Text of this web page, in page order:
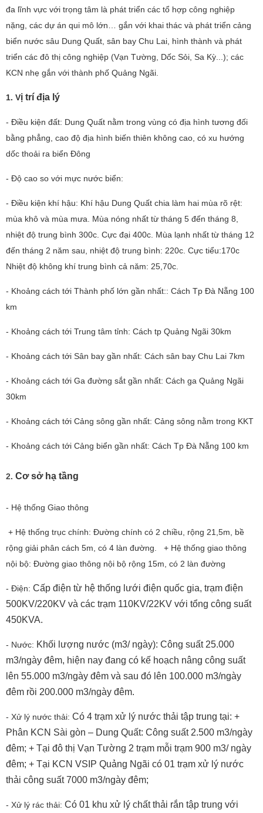
đa lĩnh vực với trọng tâm là phát triển các tổ hợp công nghiệp
nặng, các dự án qui mô lớn… gắn với khai thác và phát triển cảng
biển nước sâu Dung Quất, sân bay Chu Lai, hình thành và phát
triển các đô thị công nghiệp (Vạn Tường, Dốc Sỏi, Sa Kỳ...); các
KCN nhẹ gắn với thành phố Quảng Ngãi.
1. Vị trí địa lý
- Điều kiện đất: Dung Quất nằm trong vùng có địa hình tương đối
bằng phẳng, cao độ địa hình biến thiên không cao, có xu hướng
dốc thoải ra biển Đông
- Độ cao so với mực nước biển:
- Điều kiện khí hậu: Khí hậu Dung Quất chia làm hai mùa rõ rệt:
mùa khô và mùa mưa. Mùa nóng nhất từ tháng 5 đến tháng 8,
nhiệt độ trung bình 300c. Cực đại 400c. Mùa lạnh nhất từ tháng 12
đến tháng 2 năm sau, nhiệt độ trung bình: 220c. Cực tiểu:170c
Nhiệt độ không khí trung bình cả năm: 25,70c.
- Khoảng cách tới Thành phố lớn gần nhất:: Cách Tp Đà Nẵng 100
km
- Khoảng cách tới Trung tâm tỉnh: Cách tp Quảng Ngãi 30km
- Khoảng cách tới Sân bay gần nhất: Cách sân bay Chu Lai 7km
- Khoảng cách tới Ga đường sắt gần nhất: Cách ga Quảng Ngãi
30km
- Khoảng cách tới Cảng sông gần nhất: Cảng sông nằm trong KKT
- Khoảng cách tới Cảng biển gần nhất: Cách Tp Đà Nẵng 100 km
2. Cơ sở hạ tầng
- Hệ thống Giao thông
+ Hệ thống trục chính: Đường chính có 2 chiều, rộng 21,5m, bề
rộng giải phân cách 5m, có 4 làn đường. + Hệ thống giao thông
nội bộ: Đường giao thông nội bộ rộng 15m, có 2 làn đường
- Điện: Cấp điện từ hệ thống lưới điện quốc gia, trạm điện
500KV/220KV và các trạm 110KV/22KV với tổng công suất
450KVA.
- Nước: Khối lượng nước (m3/ ngày): Công suất 25.000
m3/ngày đêm, hiện nay đang có kế hoạch nâng công suất
lên 55.000 m3/ngày đêm và sau đó lên 100.000 m3/ngày
đêm rồi 200.000 m3/ngày đêm.
- Xử lý nước thải: Có 4 trạm xử lý nước thải tập trung tại: +
Phân KCN Sài gòn – Dung Quất: Công suất 2.500 m3/ngày
đêm; + Tại đô thị Vạn Tường 2 trạm mỗi trạm 900 m3/ ngày
đêm; + Tại KCN VSIP Quảng Ngãi có 01 trạm xử lý nước
thải công suất 7000 m3/ngày đêm;
- Xử lý rác thải: Có 01 khu xử lý chất thải rắn tập trung với